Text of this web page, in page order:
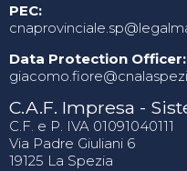
PEC:
Data Protection Officer:
C.A.F. Impresa -
C.F. e P. IVA 01091040111
Via Padre Giuliani 6
19125 La Spezia